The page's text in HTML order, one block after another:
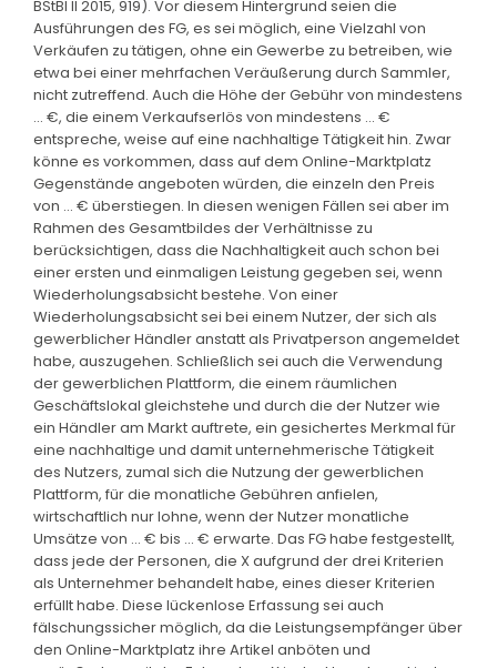
BStBl II 2015, 919). Vor diesem Hintergrund seien die
Ausführungen des FG, es sei möglich, eine Vielzahl von
Verkäufen zu tätigen, ohne ein Gewerbe zu betreiben, wie
etwa bei einer mehrfachen Veräußerung durch Sammler,
nicht zutreffend. Auch die Höhe der Gebühr von mindestens
... €, die einem Verkaufserlös von mindestens ... €
entspreche, weise auf eine nachhaltige Tätigkeit hin. Zwar
könne es vorkommen, dass auf dem Online-Marktplatz
Gegenstände angeboten würden, die einzeln den Preis
von ... € überstiegen. In diesen wenigen Fällen sei aber im
Rahmen des Gesamtbildes der Verhältnisse zu
berücksichtigen, dass die Nachhaltigkeit auch schon bei
einer ersten und einmaligen Leistung gegeben sei, wenn
Wiederholungsabsicht bestehe. Von einer
Wiederholungsabsicht sei bei einem Nutzer, der sich als
gewerblicher Händler anstatt als Privatperson angemeldet
habe, auszugehen. Schließlich sei auch die Verwendung
der gewerblichen Plattform, die einem räumlichen
Geschäftslokal gleichstehe und durch die der Nutzer wie
ein Händler am Markt auftrete, ein gesichertes Merkmal für
eine nachhaltige und damit unternehmerische Tätigkeit
des Nutzers, zumal sich die Nutzung der gewerblichen
Plattform, für die monatliche Gebühren anfielen,
wirtschaftlich nur lohne, wenn der Nutzer monatliche
Umsätze von ... € bis ... € erwarte. Das FG habe festgestellt,
dass jede der Personen, die X aufgrund der drei Kriterien
als Unternehmer behandelt habe, eines dieser Kriterien
erfüllt habe. Diese lückenlose Erfassung sei auch
fälschungssicher möglich, da die Leistungsempfänger über
den Online-Marktplatz ihre Artikel anböten und